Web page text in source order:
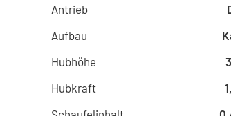
Antrieb
Aufbau
Hubhöhe
Hubkraft